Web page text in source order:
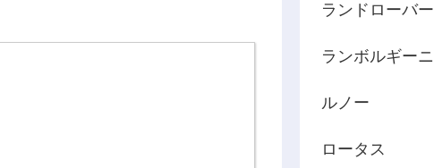
ランドローバー
ランボルギーニ
ルノー
ロータス